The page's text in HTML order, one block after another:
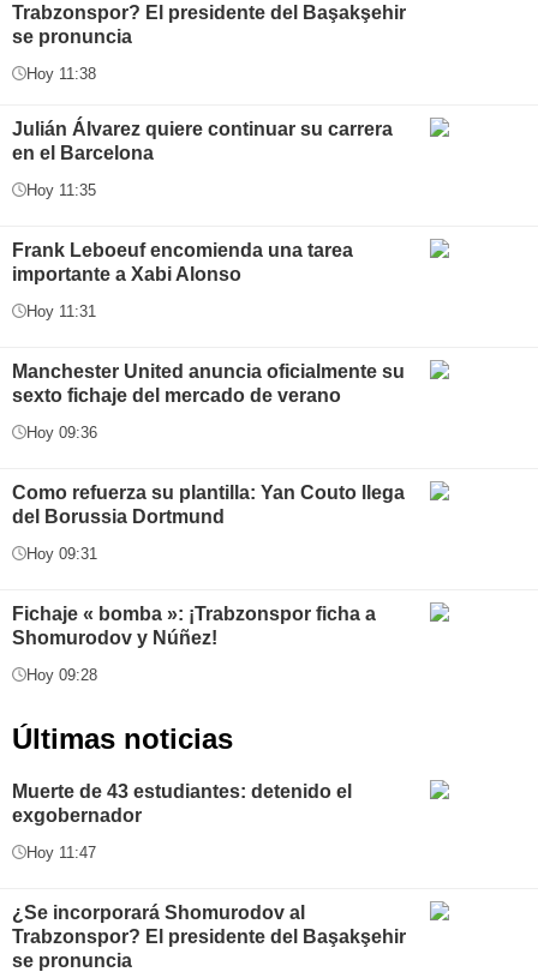
Trabzonspor? El presidente del Başakşehir
se pronuncia
Hoy 11:38
Julián Álvarez quiere continuar su carrera
en el Barcelona
Hoy 11:35
Frank Leboeuf encomienda una tarea
importante a Xabi Alonso
Hoy 11:31
Manchester United anuncia oficialmente su
sexto fichaje del mercado de verano
Hoy 09:36
Como refuerza su plantilla: Yan Couto llega
del Borussia Dortmund
Hoy 09:31
Fichaje « bomba »: ¡Trabzonspor ficha a
Shomurodov y Núñez!
Hoy 09:28
Últimas noticias
Muerte de 43 estudiantes: detenido el
exgobernador
Hoy 11:47
¿Se incorporará Shomurodov al
Trabzonspor? El presidente del Başakşehir
se pronuncia